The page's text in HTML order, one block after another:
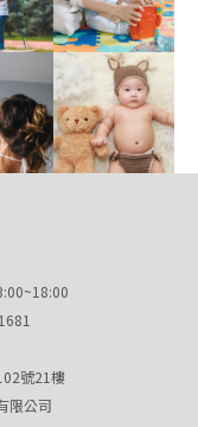
號21樓
限公司